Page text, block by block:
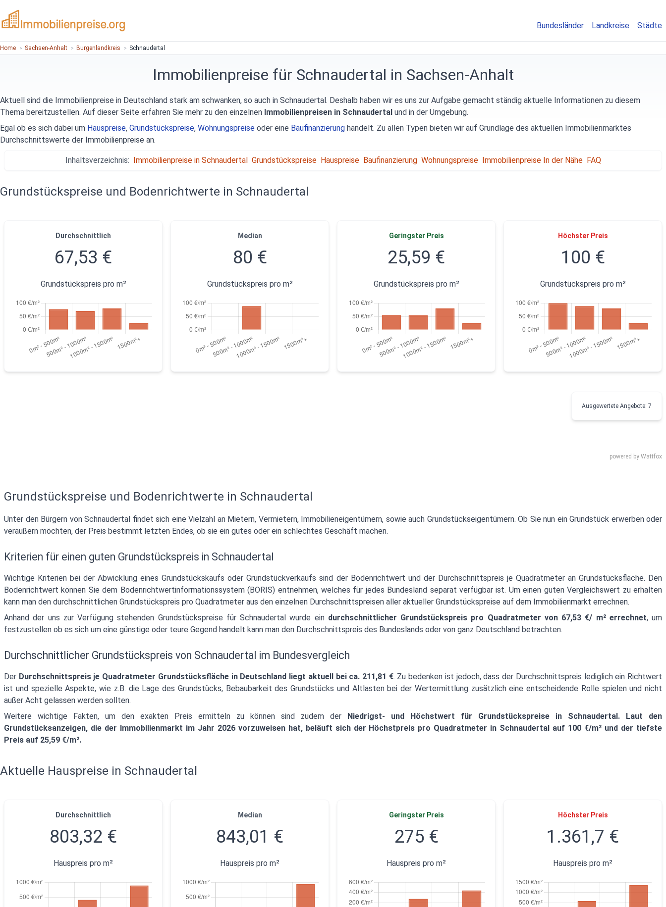
Bundesländer Landkreise Städte
Home Sachsen-Anhalt Burgenlandkreis Schnaudertal
Immobilienpreise für Schnaudertal in Sachsen-Anhalt
Aktuell sind die Immobilienpreise in Deutschland stark am schwanken, so auch in Schnaudertal. Deshalb haben wir es uns zur Aufgabe gemacht ständig aktuelle Informationen zu diesem
Thema bereitzustellen. Auf dieser Seite erfahren Sie mehr zu den einzelnen Immobilienpreisen in Schnaudertal und in der Umgebung.
Egal ob es sich dabei um Hauspreise, Grundstückspreise, Wohnungspreise oder eine Baufinanzierung handelt. Zu allen Typen bieten wir auf Grundlage des aktuellen Immobilienmarktes
Durchschnittswerte der Immobilienpreise an.
Inhaltsverzeichnis: Immobilienpreise in Schnaudertal Grundstückspreise Hauspreise Baufinanzierung Wohnungspreise Immobilienpreise In der Nähe FAQ
Grundstückspreise und Bodenrichtwerte in Schnaudertal
Durchschnittlich
67,53 €
Grundstückspreis pro m²
Median
80 €
Grundstückspreis pro m²
Geringster Preis
25,59 €
Grundstückspreis pro m²
Höchster Preis
100 €
Grundstückspreis pro m²
Ausgewertete Angebote: 7
Grundstückspreise und Bodenrichtwerte in Schnaudertal
Unter den Bürgern von Schnaudertal findet sich eine Vielzahl an Mietern, Vermietern, Immobilieneigentümern, sowie auch Grundstückseigentümern. Ob Sie nun ein Grundstück erwerben oder
veräußern möchten, der Preis bestimmt letzten Endes, ob sie ein gutes oder ein schlechtes Geschäft machen.
Kriterien für einen guten Grundstückspreis in Schnaudertal
Wichtige Kriterien bei der Abwicklung eines Grundstückskaufs oder Grundstückverkaufs sind der Bodenrichtwert und der Durchschnittspreis je Quadratmeter an Grundstücksfläche. Den
Bodenrichtwert können Sie dem Bodenrichtwertinformationssystem (BORIS) entnehmen, welches für jedes Bundesland separat verfügbar ist. Um einen guten Vergleichswert zu erhalten
kann man den durchschnittlichen Grundstückspreis pro Quadratmeter aus den einzelnen Durchschnittspreisen aller aktueller Grundstückspreise auf dem Immobilienmarkt errechnen.
Anhand der uns zur Verfügung stehenden Grundstückspreise für Schnaudertal wurde ein durchschnittlicher Grundstückspreis pro Quadratmeter von 67,53 €/ m² errechnet, um
festzustellen ob es sich um eine günstige oder teure Gegend handelt kann man den Durchschnittspreis des Bundeslands oder von ganz Deutschland betrachten.
Durchschnittlicher Grundstückspreis von Schnaudertal im Bundesvergleich
Der Durchschnittspreis je Quadratmeter Grundstücksfläche in Deutschland liegt aktuell bei ca. 211,81 €. Zu bedenken ist jedoch, dass der Durchschnittspreis lediglich ein Richtwert
ist und spezielle Aspekte, wie z.B. die Lage des Grundstücks, Bebaubarkeit des Grundstücks und Altlasten bei der Wertermittlung zusätzlich eine entscheidende Rolle spielen und nicht
außer Acht gelassen werden sollten.
Weitere wichtige Fakten, um den exakten Preis ermitteln zu können sind zudem der
Niedrigst- und Höchstwert für Grundstückspreise in Schnaudertal. Laut den
Grundstücksanzeigen, die der Immobilienmarkt im Jahr 2026 vorzuweisen hat, beläuft sich der Höchstpreis pro Quadratmeter in Schnaudertal auf 100 €/m² und der tiefste
Preis auf 25,59 €/m².
Aktuelle Hauspreise in Schnaudertal
Durchschnittlich
803,32 €
Hauspreis pro m²
Median
843,01 €
Hauspreis pro m²
Geringster Preis
275 €
Hauspreis pro m²
Höchster Preis
1.361,7 €
Hauspreis pro m²